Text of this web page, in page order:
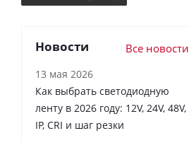
Новости Все новости
13 мая 2026
Как выбрать светодиодную
ленту в 2026 году: 12V, 24V, 48V,
IP, CRI и шаг резки